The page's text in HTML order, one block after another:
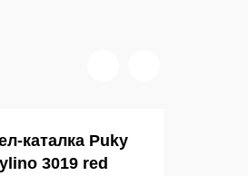
каталка Puky
3019 red